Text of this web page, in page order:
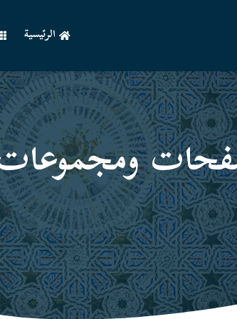
الرئيسية